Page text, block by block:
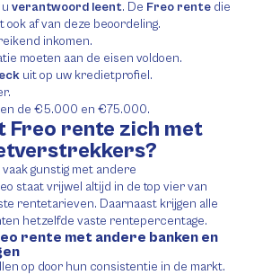
verantwoord leent. De Freo rente die
ook af van deze beoordeling.
inkomen.
moeten aan de eisen voldoen.
uit op uw kredietprofiel.
de €5.000 en €75.000.
Freo rente zich met
gunstig met andere
staat vrijwel altijd in de top vier van
rentetarieven. Daarnaast krijgen alle
hetzelfde vaste rentepercentage.
rente met andere banken en
op door hun consistentie in de markt.